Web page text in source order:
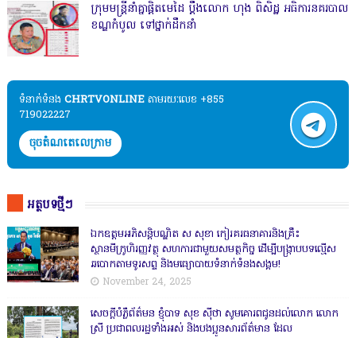
ក្រុមមន្ត្រីនាំគ្នាផ្ដិតមេដៃ ប្ដឹងលោក ហុង ពិសិដ្ឋ អធិការនគរបាល
ខណ្ឌកំបូល ទៅថ្នាក់ដឹកនាំ
ទំនាក់ទំនង​​ CHRTVONLINE តាមរយៈលេខ +855
719022227
ចុចតំណតេលេក្រាម
អត្ថបទថ្មីៗ
ឯកឧត្តមអភិសន្តិបណ្ឌិត ស សុខា កៀរគរធនាគារនិងគ្រឹះ
ស្ថានមីក្រូហិរញ្ញវត្ថុ សហការជាមួយសមត្ថកិច្ច ដើម្បីបង្ក្រាបបទល្មើស
ឆបោកតាមទូរសព្ទ និងមធ្យោបាយទំនាក់ទំនងសង្គម!
November 24, 2025
សេចក្តីបំភ្លឺព័ត៌មន ខ្ញុំបាទ សុខ សុីថា សូមគោរពជូនដល់លោក លោក
ស្រី ប្រជាពលរដ្ឋទាំងអស់ និងបងប្អូនសារព័ត៌មាន ដែល